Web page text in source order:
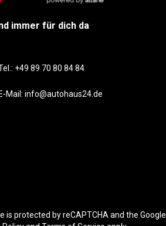
immer für dich da
+49 89 70 80 84 84
E-Mail: info@autohaus24.de
is protected by reCAPTCHA and the Google